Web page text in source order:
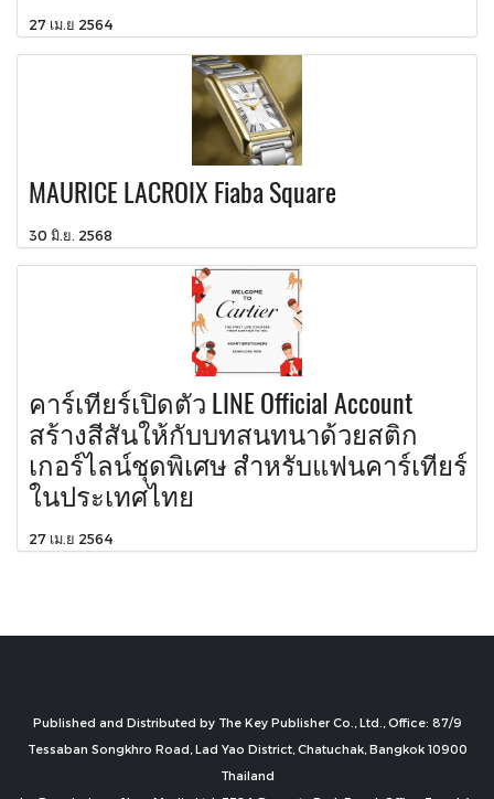
27 เม.ย 2564
MAURICE LACROIX Fiaba Square
30 มิ.ย. 2568
คาร์เทียร์เปิดตัว LINE Official Account
สร้างสีสันให้กับบทสนทนาด้วยสติก
เกอร์ไลน์ชุดพิเศษ สำหรับแฟนคาร์เทียร์
ในประเทศไทย
27 เม.ย 2564
Published and Distributed by The Key Publisher Co., Ltd., Office: 87/9
Tessaban Songkhro Road, Lad Yao District, Chatuchak, Bangkok 10900
Thailand